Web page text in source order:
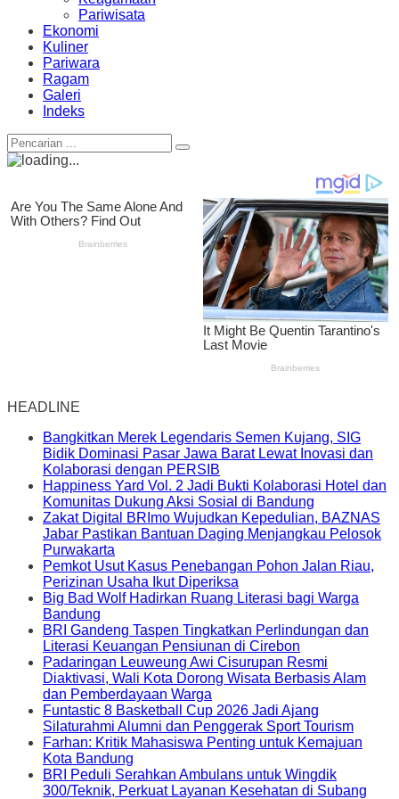
Pariwisata
Ekonomi
Kuliner
Pariwara
Ragam
Galeri
Indeks
HEADLINE
Bangkitkan Merek Legendaris Semen Kujang, SIG
Bidik Dominasi Pasar Jawa Barat Lewat Inovasi dan
Kolaborasi dengan PERSIB
Happiness Yard Vol. 2 Jadi Bukti Kolaborasi Hotel dan
Komunitas Dukung Aksi Sosial di Bandung
Zakat Digital BRImo Wujudkan Kepedulian, BAZNAS
Jabar Pastikan Bantuan Daging Menjangkau Pelosok
Purwakarta
Pemkot Usut Kasus Penebangan Pohon Jalan Riau,
Perizinan Usaha Ikut Diperiksa
Big Bad Wolf Hadirkan Ruang Literasi bagi Warga
Bandung
BRI Gandeng Taspen Tingkatkan Perlindungan dan
Literasi Keuangan Pensiunan di Cirebon
Padaringan Leuweung Awi Cisurupan Resmi
Diaktivasi, Wali Kota Dorong Wisata Berbasis Alam
dan Pemberdayaan Warga
Funtastic 8 Basketball Cup 2026 Jadi Ajang
Silaturahmi Alumni dan Penggerak Sport Tourism
Farhan: Kritik Mahasiswa Penting untuk Kemajuan
Kota Bandung
BRI Peduli Serahkan Ambulans untuk Wingdik
300/Teknik, Perkuat Layanan Kesehatan di Subang